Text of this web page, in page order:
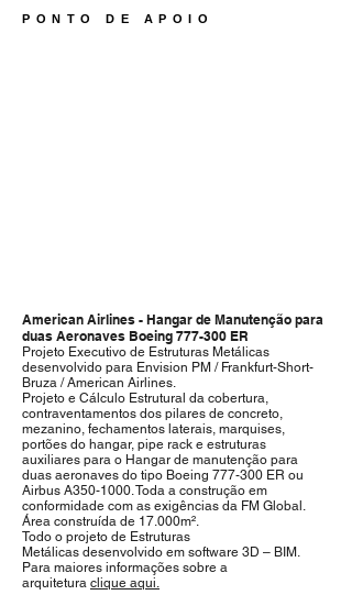
PONTO DE APOIO
American Airlines - Hangar de Manutenção para
duas Aeronaves Boeing 777-300 ER
Projeto Executivo de Estruturas Metálicas
desenvolvido para Envision PM / Frankfurt-Short-
Bruza / American Airlines.
Projeto e Cálculo Estrutural da cobertura,
contraventamentos dos pilares de concreto,
mezanino, fechamentos laterais, marquises,
portões do hangar, pipe rack e estruturas
auxiliares para o Hangar de manutenção para
duas aeronaves do tipo Boeing 777-300 ER ou
Airbus A350-1000. Toda a construção em
conformidade com as exigências da FM Global.
Área construída de 17.000m².
Todo o projeto de Estruturas
Metálicas desenvolvido em software 3D – BIM.
Para maiores informações sobre a
arquitetura clique aqui.
1/1